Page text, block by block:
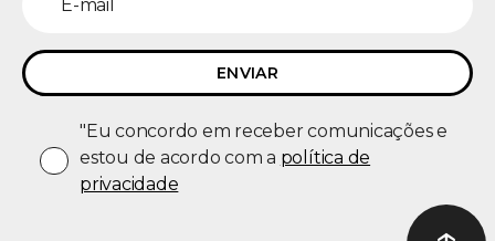
"Eu concordo em receber comunicações e
estou de acordo com a política de
privacidade